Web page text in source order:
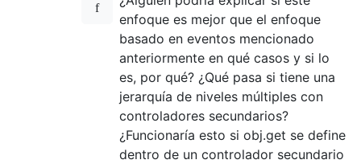
enfoque es mejor que el enfoque
basado en eventos mencionado
anteriormente en qué casos y si lo
es, por qué? ¿Qué pasa si tiene una
jerarquía de niveles múltiples con
controladores secundarios?
¿Funcionaría esto si obj.get se define
dentro de un controlador secundario